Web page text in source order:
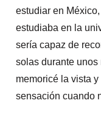
estudiar en
estudiaba en la
sería capaz de
solas durante
memoricé la vista
sensación cuando